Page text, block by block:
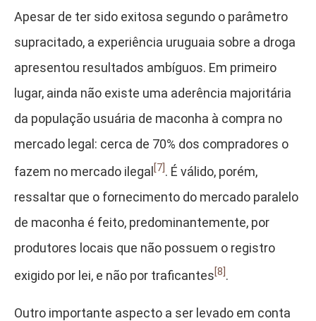
Apesar de ter sido exitosa segundo o parâmetro
supracitado, a experiência uruguaia sobre a droga
apresentou resultados ambíguos. Em primeiro
lugar, ainda não existe uma aderência majoritária
da população usuária de maconha à compra no
mercado legal: cerca de 70% dos compradores o
fazem no mercado ilegal [7]. É válido, porém,
ressaltar que o fornecimento do mercado paralelo
de maconha é feito, predominantemente, por
produtores locais que não possuem o registro
exigido por lei, e não por traficantes[8].
Outro importante aspecto a ser levado em conta